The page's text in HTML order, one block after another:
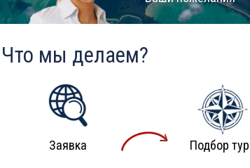
Что мы делаем?
Заявка Подбор